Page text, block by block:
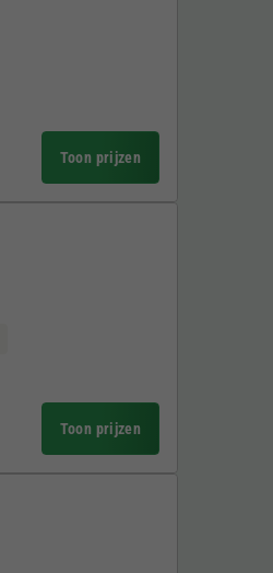
Toon prijzen
Toon prijzen